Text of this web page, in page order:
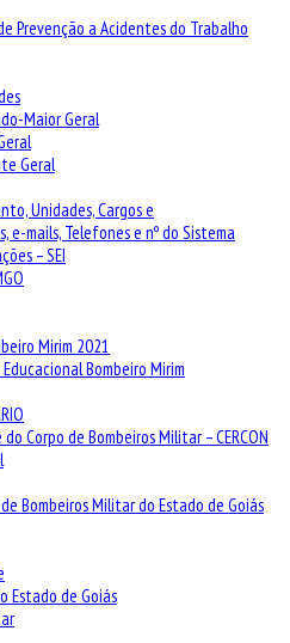
Prevenção a Acidentes do Trabalho
Maior Geral
Geral
Unidades, Cargos e
e-mails, Telefones e nº do Sistema
– SEI
Mirim 2021
Educacional Bombeiro Mirim
Corpo de Bombeiros Militar – CERCON
Bombeiros Militar do Estado de Goiás
Estado de Goiás